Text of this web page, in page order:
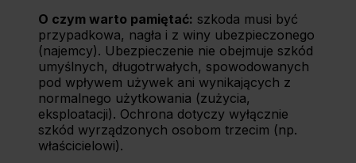
O czym warto pamiętać: szkoda musi być
przypadkowa, nagła i z winy ubezpieczonego
(najemcy). Ubezpieczenie nie obejmuje szkód
umyślnych, długotrwałych, spowodowanych
pod wpływem używek ani wynikających z
normalnego użytkowania (zużycia,
eksploatacji). Ochrona dotyczy wyłącznie
szkód wyrządzonych osobom trzecim (np.
właścicielowi).